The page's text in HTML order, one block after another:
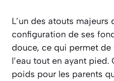
L’un des atouts majeurs
configuration de ses
douce, ce qui permet de
l’eau tout en ayant pied.
poids pour les parents